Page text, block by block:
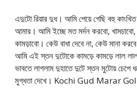
এদুটো রিয়ার দুধ। আমি পেয়ে গেছি বহু
আমার। আমি ইচ্ছে মত মর্দন করবো,
কামড়াবো। কেউ বাধা দেবে না, কেউ মানা
আমি এই স্তন দুটোকে কামড়ে কামড়ে লাল
ভাবতে লাগলাম দুহাতে দুটে স্তন মুটোয় চেপে
মুগ্ধতা দেখে। Kochi Gud Marar